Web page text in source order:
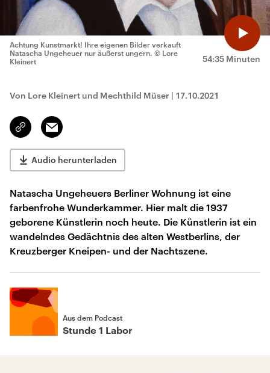
54:35 Minuten
Achtung Kunstmarkt! Ihre eigenen Bilder verkauft
Natascha Ungeheuer nur äußerst ungern. © Lore
Kleinert
Von Lore Kleinert und Mechthild Müser | 17.10.2021
Link
kopieren/teilen
Email
Audio herunterladen
Natascha Ungeheuers Berliner Wohnung ist eine
farbenfrohe Wunderkammer. Hier malt die 1937
geborene Künstlerin noch heute. Die Künstlerin ist ein
wandelndes Gedächtnis des alten Westberlins, der
Kreuzberger Kneipen- und der Nachtszene.
Aus dem Podcast
Stunde 1 Labor